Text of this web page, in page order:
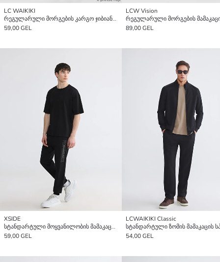
LC WAIKIKI
რეგულარული მორგების კარგო ჯიბიანი მამაკაცის ჯოგერ სპორტული შარვალი
59,00 GEL
LCW Vision
89,00 GEL
XSIDE
სტანდარტული მოყვანილობის მამაკაცის ჯოგერ სპორტული შარვალი
59,00 GEL
LCWAIKIKI Classic
54,00 GEL